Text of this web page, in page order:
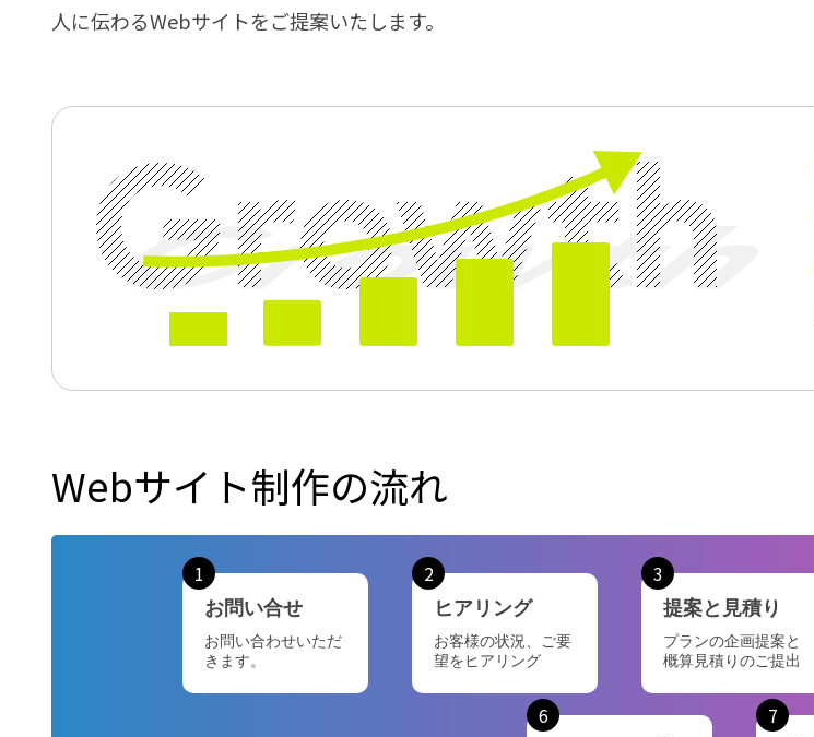
人に伝わるWebサイトをご提案いたします。
Webサイト制作の流れ
1
お問い合せ
お問い合わせいただ
きます。
2
ヒアリング
お客様の状況、ご要
望をヒアリング
3
提案と見積り
プランの企画提案と
概算見積りのご提出
6 7